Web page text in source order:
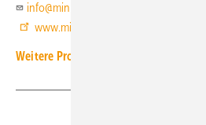
info@minimax.de
www.minimax.de
Weitere Produkt-Meldungen zum